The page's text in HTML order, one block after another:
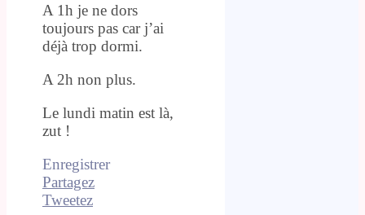
A 1h je ne dors
toujours pas car j’ai
déjà trop dormi.
A 2h non plus.
Le lundi matin est là,
zut !
Enregistrer
Partagez
Tweetez